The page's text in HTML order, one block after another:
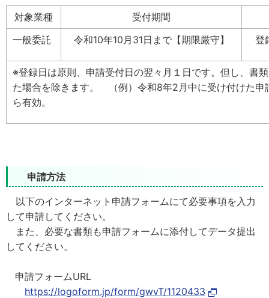
対象業種
受付期間
一般委託
令和10年10月31日まで【期限厳守】 登
※登録日は原則、申請受付日の翌々月１日です。但し、書
た場合を除きます。 （例）令和8年2月中に受け付けた申
ら有効。
申請方法
以下のインターネット申請フォームにて必要事項を入力
して申請してください。
また、必要な書類も申請フォームに添付してデータ提出
してください。
申請フォームURL
https://logoform.jp/form/gwvT/1120433